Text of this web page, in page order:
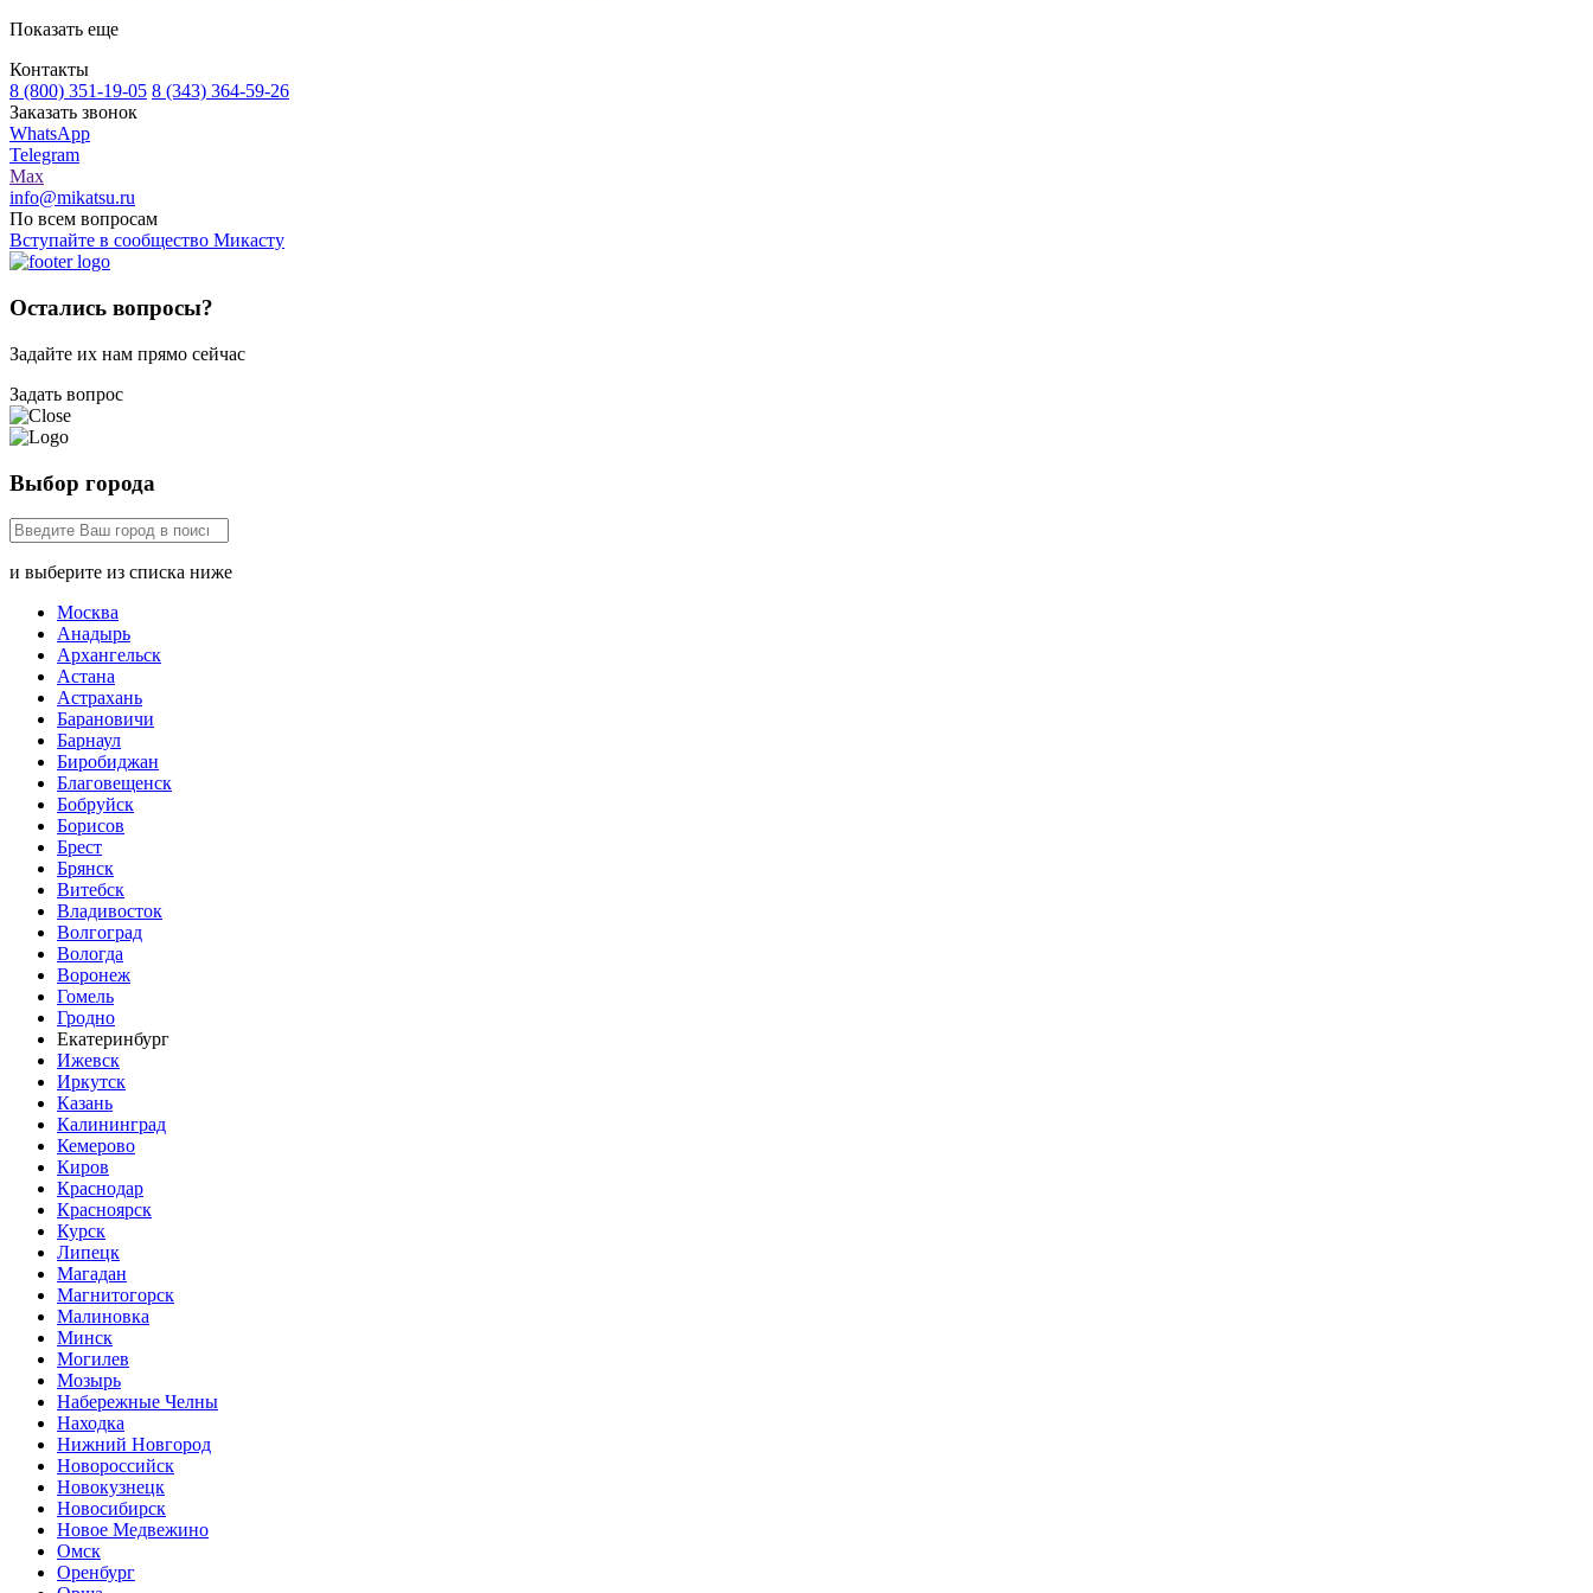
Показать еще
Контакты
8 (800) 351-19-05 8 (343) 364-59-26
Заказать звонок
WhatsApp
Telegram
Max
info@mikatsu.ru
По всем вопросам
Вступайте в сообщество Микасту
Остались вопросы?
Задайте их нам прямо сейчас
Задать вопрос
Выбор города
и выберите из списка ниже
Москва
Анадырь
Архангельск
Астана
Астрахань
Барановичи
Барнаул
Биробиджан
Благовещенск
Бобруйск
Борисов
Брест
Брянск
Витебск
Владивосток
Волгоград
Вологда
Воронеж
Гомель
Гродно
Екатеринбург
Ижевск
Иркутск
Казань
Калининград
Кемерово
Киров
Краснодар
Красноярск
Курск
Липецк
Магадан
Магнитогорск
Малиновка
Минск
Могилев
Мозырь
Набережные Челны
Находка
Нижний Новгород
Новороссийск
Новокузнецк
Новосибирск
Новое Медвежино
Омск
Оренбург